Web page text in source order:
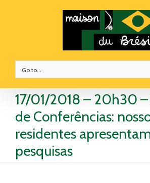
Go to...
17/01/2018 – 20h30
de Conferências:
residentes
pesquisas